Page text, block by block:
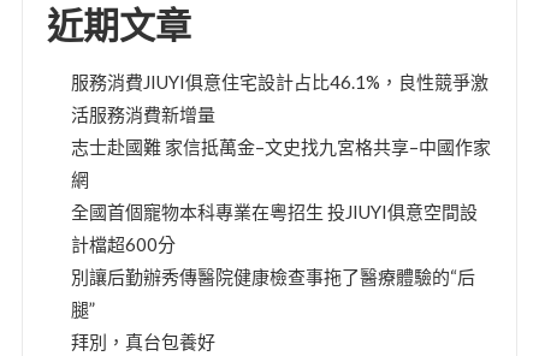
近期文章
服務消費JIUYI俱意住宅設計占比46.1%，良性競爭激
活服務消費新增量
志士赴國難 家信抵萬金–文史找九宮格共享–中國作家
網
全國首個寵物本科專業在粵招生 投JIUYI俱意空間設
計檔超600分
別讓后勤辦秀傳醫院健康檢查事拖了醫療體驗的“后
腿”
拜別，真台包養好